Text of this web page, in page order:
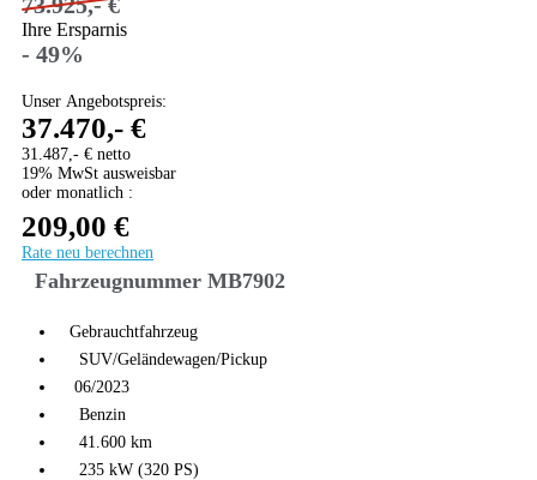
Ihre Ersparnis
- 49%
Unser Angebotspreis:
37.470,- €
31.487,- € netto
19% MwSt ausweisbar
oder monatlich :
209,00 €
Rate neu berechnen
Fahrzeugnummer MB7902
Gebrauchtfahrzeug
SUV/Geländewagen/Pickup
06/2023
Benzin
41.600 km
235 kW (320 PS)